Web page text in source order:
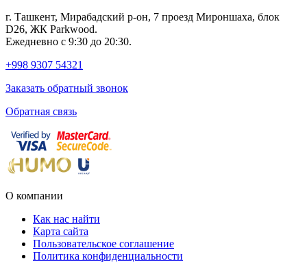
г. Ташкент, Мирабадский р-он, 7 проезд Мироншаха, блок
D26, ЖК Раrkwood.
Ежедневно с 9:30 до 20:30.
+998 9307 54321
Заказать обратный звонок
Обратная связь
О компании
Как нас найти
Карта сайта
Пользовательское соглашение
Политика конфиденциальности